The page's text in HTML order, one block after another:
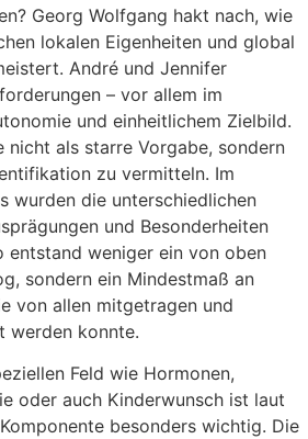
Georg Wolfgang hakt nach, wie
lokalen Eigenheiten und global
André und Jennifer
– vor allem im
und einheitlichem Zielbild.
nicht als starre Vorgabe, sondern
zu vermitteln. Im
wurden die unterschiedlichen
und Besonderheiten
entstand weniger ein von oben
sondern ein Mindestmaß an
von allen mitgetragen und
werden konnte.
Feld wie Hormonen,
oder auch Kinderwunsch ist laut
besonders wichtig. Die